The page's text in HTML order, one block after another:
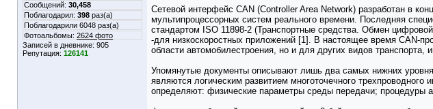
Сообщений: 30,458
Поблагодарил: 398 раз(а)
Поблагодарили 6048 раз(а)
Фотоальбомы: 2624 фото
Записей в дневнике: 905
Репутация: 126141
Сетевой интерфейс CAN (Controller Area Network) разработан в
мультипроцессорных систем реального времени. Последняя
стандартом ISO 11898-2 (Транспортные средства. Обмен
-для низкоскоростных приложений [1]. В настоящее время CAN-
области автомобилестроения, но и для других видов
Упомянутые документы описывают лишь два самых нижних
являются логическим развитием многоточечного
определяют: физические параметры среды передачи; процедуры